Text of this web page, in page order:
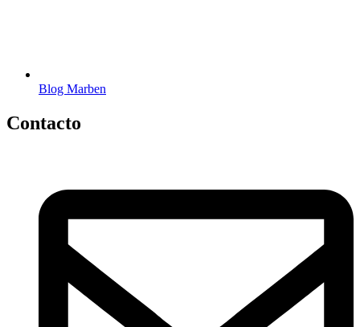
Blog Marben
Contacto